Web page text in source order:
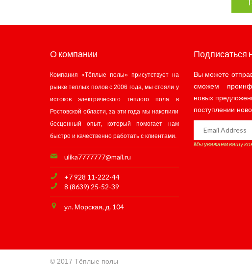
О компании
Компания «Тёплые полы» присутствует на
рынке теплых полов с 2006 года, мы стояли у
истоков электрического теплого пола в
Ростовской области, за эти года мы накопили
бесценный опыт, который помогает нам
быстро и качественно работать с клиентами.
ulika7777777@mail.ru
+7 928 11-222-44
8 (8639) 25-52-39
ул. Морская, д. 104
Подписаться
Вы можете
сможем
новых
поступлении
Мы уважаем вашу
© 2017 Тёплые полы